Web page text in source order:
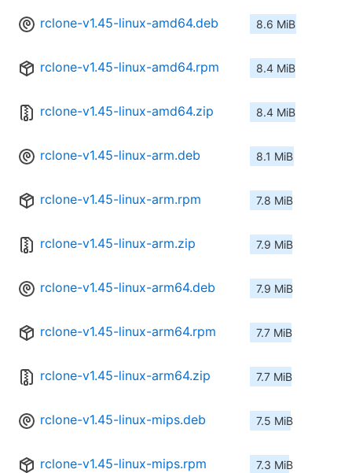
rclone-v1.45-linux-amd64.deb 8.6 MiB
rclone-v1.45-linux-amd64.rpm 8.4 MiB
rclone-v1.45-linux-amd64.zip 8.4 MiB
rclone-v1.45-linux-arm.deb 8.1 MiB
rclone-v1.45-linux-arm.rpm 7.8 MiB
rclone-v1.45-linux-arm.zip 7.9 MiB
rclone-v1.45-linux-arm64.deb 7.9 MiB
rclone-v1.45-linux-arm64.rpm 7.7 MiB
rclone-v1.45-linux-arm64.zip 7.7 MiB
rclone-v1.45-linux-mips.deb 7.5 MiB
rclone-v1.45-linux-mips.rpm 7.3 MiB